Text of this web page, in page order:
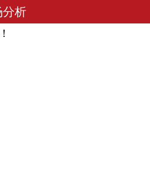
分析